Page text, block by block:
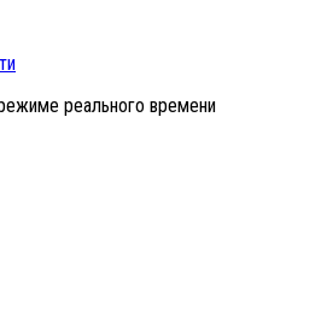
реального времени